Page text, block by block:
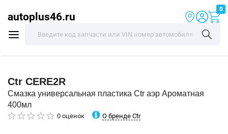
autoplus46.ru
0
Ctr CERE2R
Смазка универсальная пластика Ctr аэр Ароматная
400мл
0 оценок О бренде Ctr